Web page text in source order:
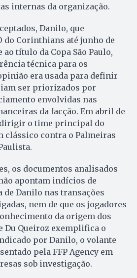
internas da organização.
Danilo, que
do Corinthians até junho de
título da Copa São Paulo,
técnica para os
era usada para definir
ser priorizados por
envolvidas nas
da facção. Em abril de
dirigir o time principal do
clássico contra o Palmeiras
os documentos analisados
apontam indícios de
Danilo nas transações
nem de que os jogadores
da origem dos
Du Queiroz exemplifica o
por Danilo, o volante
pela FFP Agency em
sob investigação.